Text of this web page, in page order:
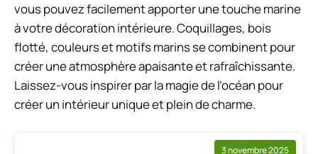
vous pouvez facilement apporter une touche marine
à votre décoration intérieure. Coquillages, bois
flotté, couleurs et motifs marins se combinent pour
créer une atmosphère apaisante et rafraîchissante.
Laissez-vous inspirer par la magie de l’océan pour
créer un intérieur unique et plein de charme.
3 novembre 2025